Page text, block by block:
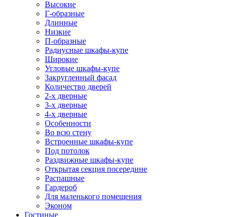
Высокие
Г-образные
Длинные
Низкие
П-образные
Радиусные шкафы-купе
Широкие
Угловые шкафы-купе
Закругленный фасад
Количество дверей
2-х дверные
3-х дверные
4-х дверные
Особенности
Во всю стену
Встроенные шкафы-купе
Под потолок
Раздвижные шкафы-купе
Открытая секция посередине
Распашные
Гардероб
Для маленького помещения
Эконом
Гостиные